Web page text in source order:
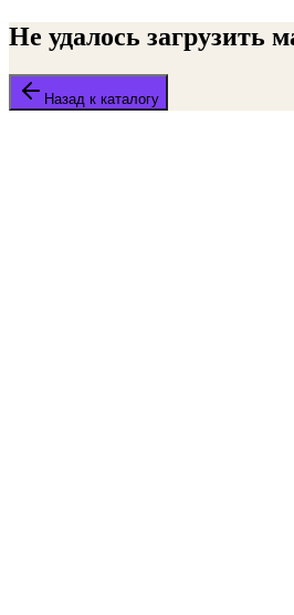
Не удалось загрузить
Назад к каталогу